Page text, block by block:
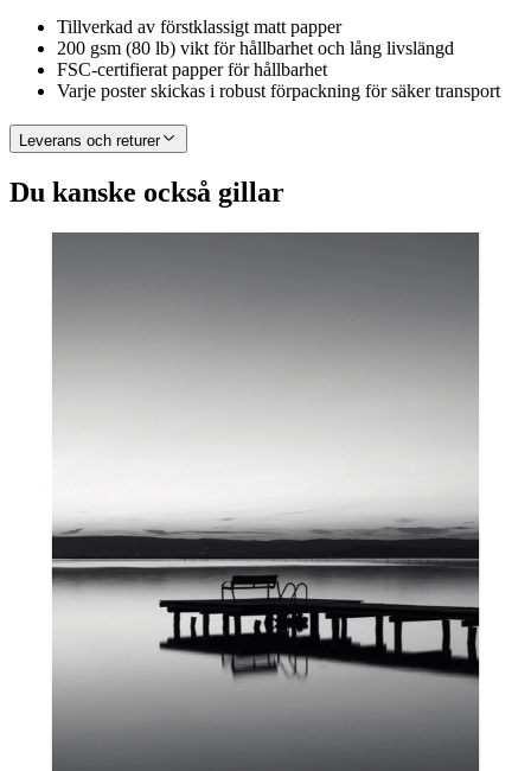
Tillverkad av förstklassigt matt papper
200 gsm (80 lb) vikt för hållbarhet och lång livslängd
FSC-certifierat papper för hållbarhet
Varje poster skickas i robust förpackning för säker transport
Leverans och returer
Du kanske också gillar